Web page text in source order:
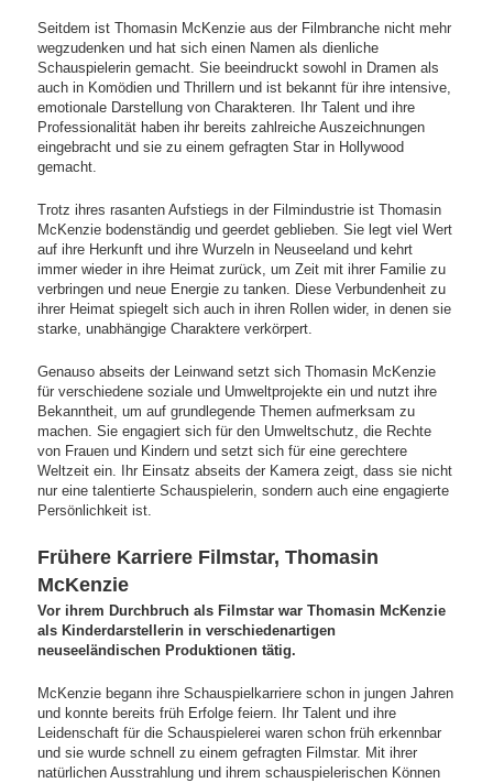
Seitdem ist Thomasin McKenzie aus der Filmbranche nicht mehr
wegzudenken und hat sich einen Namen als dienliche
Schauspielerin gemacht. Sie beeindruckt sowohl in Dramen als
auch in Komödien und Thrillern und ist bekannt für ihre intensive,
emotionale Darstellung von Charakteren. Ihr Talent und ihre
Professionalität haben ihr bereits zahlreiche Auszeichnungen
eingebracht und sie zu einem gefragten Star in Hollywood
gemacht.
Trotz ihres rasanten Aufstiegs in der Filmindustrie ist Thomasin
McKenzie bodenständig und geerdet geblieben. Sie legt viel Wert
auf ihre Herkunft und ihre Wurzeln in Neuseeland und kehrt
immer wieder in ihre Heimat zurück, um Zeit mit ihrer Familie zu
verbringen und neue Energie zu tanken. Diese Verbundenheit zu
ihrer Heimat spiegelt sich auch in ihren Rollen wider, in denen sie
starke, unabhängige Charaktere verkörpert.
Genauso abseits der Leinwand setzt sich Thomasin McKenzie
für verschiedene soziale und Umweltprojekte ein und nutzt ihre
Bekanntheit, um auf grundlegende Themen aufmerksam zu
machen. Sie engagiert sich für den Umweltschutz, die Rechte
von Frauen und Kindern und setzt sich für eine gerechtere
Weltzeit ein. Ihr Einsatz abseits der Kamera zeigt, dass sie nicht
nur eine talentierte Schauspielerin, sondern auch eine engagierte
Persönlichkeit ist.
Frühere Karriere Filmstar, Thomasin
McKenzie
Vor ihrem Durchbruch als Filmstar war Thomasin McKenzie
als Kinderdarstellerin in verschiedenartigen
neuseeländischen Produktionen tätig.
McKenzie begann ihre Schauspielkarriere schon in jungen Jahren
und konnte bereits früh Erfolge feiern. Ihr Talent und ihre
Leidenschaft für die Schauspielerei waren schon früh erkennbar
und sie wurde schnell zu einem gefragten Filmstar. Mit ihrer
natürlichen Ausstrahlung und ihrem schauspielerischen Können